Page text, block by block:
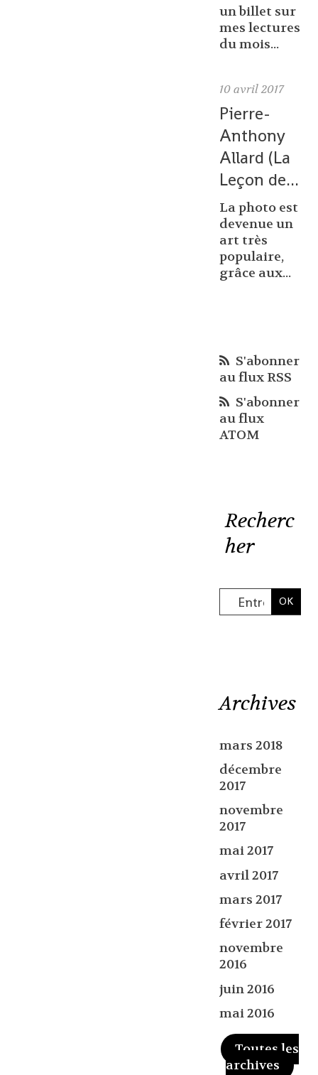
un billet sur
mes lectures
du mois...
10 avril 2017
Pierre-
Anthony
Allard (La
Leçon de...
La photo est
devenue un
art très
populaire,
grâce aux...
S'abonner
au flux RSS
S'abonner
au flux
ATOM
Recherc
her
Archives
mars 2018
décembre
2017
novembre
2017
mai 2017
avril 2017
mars 2017
février 2017
novembre
2016
juin 2016
mai 2016
Toutes les
archives